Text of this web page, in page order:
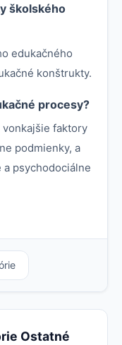
školského
edukačného
konštrukty.
procesy?
faktory
podmienky, a
psychodociálne
Ostatné